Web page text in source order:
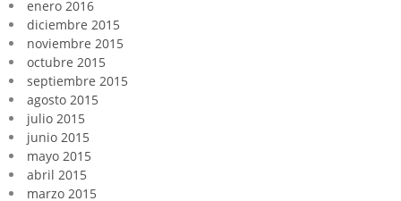
enero 2016
diciembre 2015
noviembre 2015
octubre 2015
septiembre 2015
agosto 2015
julio 2015
junio 2015
mayo 2015
abril 2015
marzo 2015